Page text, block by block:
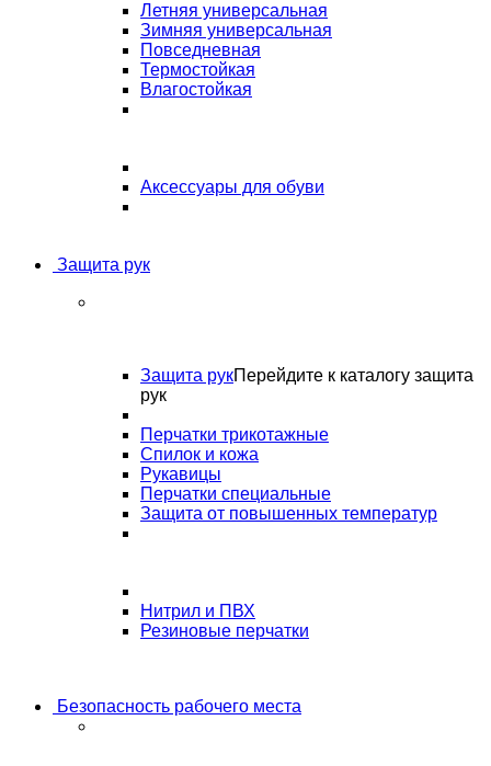
Летняя универсальная
Зимняя универсальная
Повседневная
Термостойкая
Влагостойкая
Аксессуары для обуви
Защита рук
Защита рукПерейдите к каталогу защита
рук
Перчатки трикотажные
Спилок и кожа
Рукавицы
Перчатки специальные
Защита от повышенных температур
Нитрил и ПВХ
Резиновые перчатки
Безопасность рабочего места